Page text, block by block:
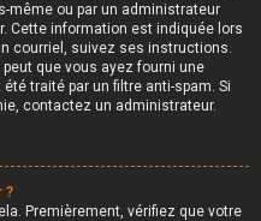
même ou par un administrateur
Cette information est indiquée lors
courriel, suivez ses instructions.
que vous ayez fourni une
traité par un filtre anti-spam. Si
contactez un administrateur.
?
Premièrement, vérifiez que votre